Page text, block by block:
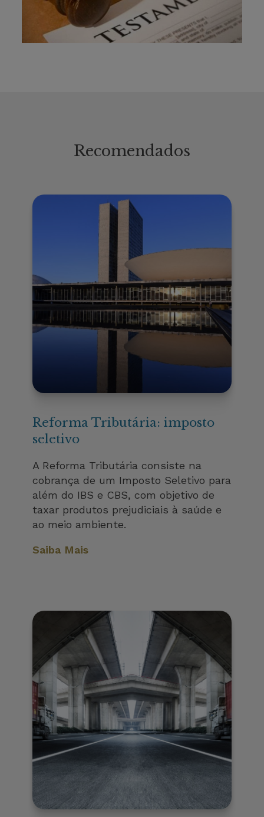
Recomendados
Reforma Tributária: imposto
seletivo
A Reforma Tributária consiste na
cobrança de um Imposto Seletivo para
além do IBS e CBS, com objetivo de
taxar produtos prejudiciais à saúde e
ao meio ambiente.
Saiba Mais